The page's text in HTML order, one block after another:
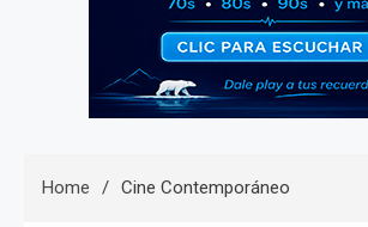
Home Cine Contemporáneo